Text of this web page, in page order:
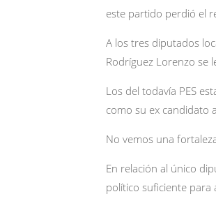
este partido perdió el
A los tres diputados
Rodríguez Lorenzo se
Los del todavía PES
como su ex candidato
No vemos una
En relación al único
político suficiente